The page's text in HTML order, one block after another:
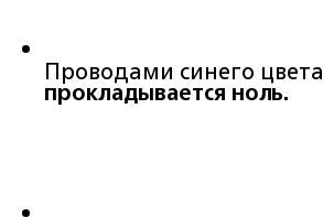
Проводами синего цвета
прокладывается ноль.